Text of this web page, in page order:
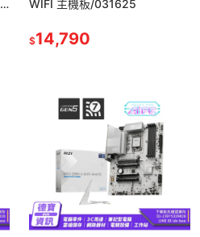
WIFI 主機板/031625
$14,790